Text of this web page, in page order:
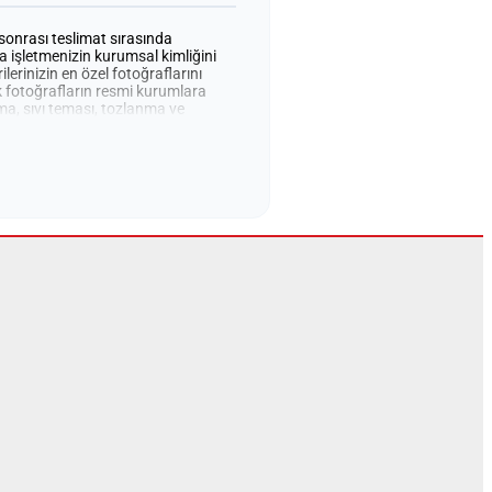
teslimat sırasında
işletmenizin kurumsal kimliğini
en özel fotoğraflarını
fotoğrafların resmi kurumlara
sıvı teması, tozlanma ve